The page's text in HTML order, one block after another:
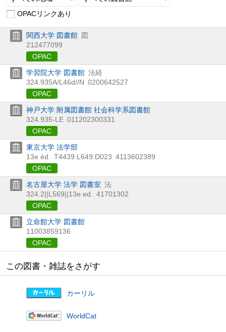
OPACリンクあり
関西大学 図書館 図
212477099
OPAC
学習院大学 図書館 法経
324.935A/L46d//N 0200642527
OPAC
神戸大学 附属図書館 社会科学系図書館
324.935-LE 011202300331
OPAC
東京大学 法学部
13e éd.
T4439:L649:D023 4113602389
OPAC
名古屋大学 法学 図書室 法
324.2||L569||13e ed.
41701302
OPAC
立命館大学 図書館
11003859136
OPAC
この図書・雑誌をさがす
カーリル
WorldCat